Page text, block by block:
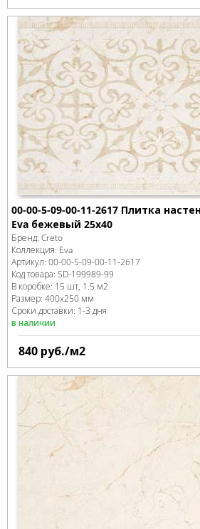
00-00-5-09-00-11-2617 Плитка
Eva бежевый 25х40
Бренд: Creto
Коллекция: Eva
Артикул: 00-00-5-09-00-11-2617
Код товара: SD-199989-99
В коробке: 15 шт, 1.5 м2
Размер: 400x250 мм
Сроки доставки: 1-3 дня
в наличии
840 руб./м2